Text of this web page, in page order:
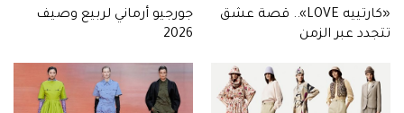
«كارتييه LOVE».. قصة عشق
تتجدد عبر الزمن
جورجيو أرماني لربيع وصيف
2026